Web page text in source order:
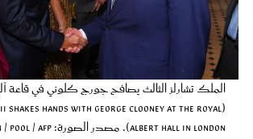
الملك تشارلز الثالث يصافح جورج كلوني في قاعة
shakes hands with George Clooney at the Royal
Albert Hall in London). مصدر الصورة: Aaron Chown / POOL / AFP